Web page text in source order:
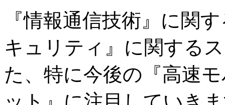
『情報通信技術』に関
キュリティ』に関する
た、特に今後の『高速